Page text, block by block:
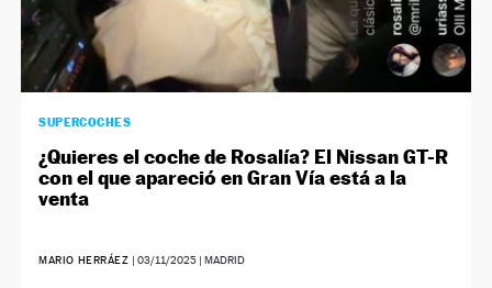
SUPERCOCHES
¿Quieres el coche de Rosalía? El Nissan GT-R
con el que apareció en Gran Vía está a la
venta
MARIO HERRÁEZ | 03/11/2025| MADRID